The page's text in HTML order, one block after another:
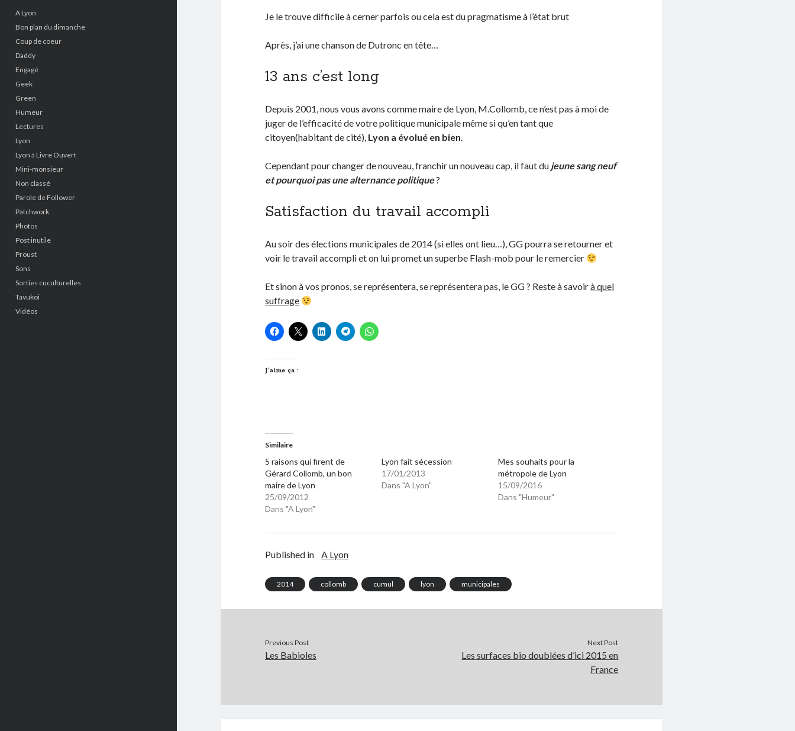
A Lyon
Bon plan du dimanche
Coup de coeur
Daddy
Engagé
Geek
Green
Humeur
Lectures
Lyon
Lyon à Livre Ouvert
Mini-monsieur
Non classé
Parole de Follower
Patchwork
Photos
Post inutile
Proust
Sons
Sorties cuculturelles
Tavukoi
Vidéos
Je le trouve difficile à cerner parfois ou cela est du pragmatisme à l’état brut
Après, j’ai une chanson de Dutronc en tête…
13 ans c’est long
Depuis 2001, nous vous avons comme maire de Lyon, M.Collomb, ce n’est pas à moi de
juger de l’efficacité de votre politique municipale même si qu’en tant que
citoyen(habitant de cité), Lyon a évolué en bien.
Cependant pour changer de nouveau, franchir un nouveau cap, il faut du jeune sang neuf
et pourquoi pas une alternance politique?
Satisfaction du travail accompli
Au soir des élections municipales de 2014 (si elles ont lieu…), GG pourra se retourner et
voir le travail accompli et on lui promet un superbe Flash-mob pour le remercier
Et sinon à vos pronos, se représentera, se représentera pas, le GG ? Reste à savoirà quel
suffrage
J’aime ça :
Similaire
5 raisons qui firent de
Gérard Collomb, un bon
maire de Lyon
25/09/2012
Dans "A Lyon"
Lyon fait sécession
17/01/2013
Dans "A Lyon"
Mes souhaits pour la
métropole de Lyon
15/09/2016
Dans "Humeur"
Published in A Lyon
2014 collomb cumul lyon municipales
Previous Post
Les Babioles
Next Post
Les surfaces bio doublées d’ici 2015 en
France